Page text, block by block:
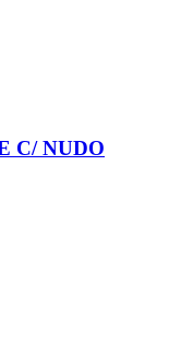
C/ NUDO